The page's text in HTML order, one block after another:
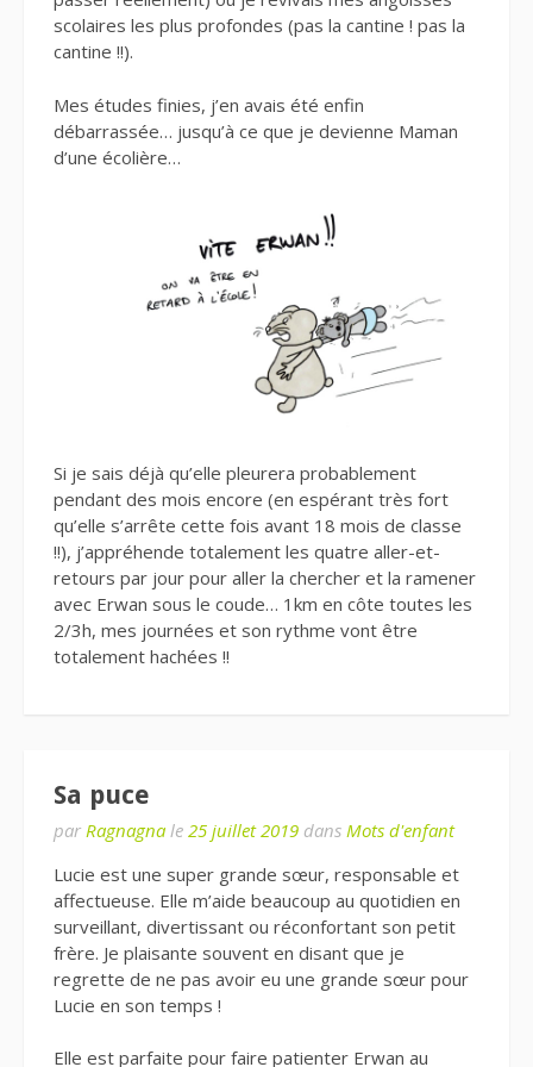
scolaires les plus profondes (pas la cantine ! pas la
cantine !!).
Mes études finies, j’en avais été enfin
débarrassée… jusqu’à ce que je devienne Maman
d’une écolière…
Si je sais déjà qu’elle pleurera probablement
pendant des mois encore (en espérant très fort
qu’elle s’arrête cette fois avant 18 mois de classe
!!), j’appréhende totalement les quatre aller-et-
retours par jour pour aller la chercher et la ramener
avec Erwan sous le coude… 1km en côte toutes les
2/3h, mes journées et son rythme vont être
totalement hachées !!
Sa puce
par Ragnagna le 25 juillet 2019 dans Mots d'enfant
Lucie est une super grande sœur, responsable et
affectueuse. Elle m’aide beaucoup au quotidien en
surveillant, divertissant ou réconfortant son petit
frère. Je plaisante souvent en disant que je
regrette de ne pas avoir eu une grande sœur pour
Lucie en son temps !
Elle est parfaite pour faire patienter Erwan au